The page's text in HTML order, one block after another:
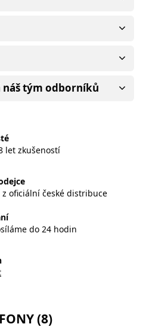
náš tým odborníků
let zkušeností
oficiální české distribuce
do 24 hodin
(8)